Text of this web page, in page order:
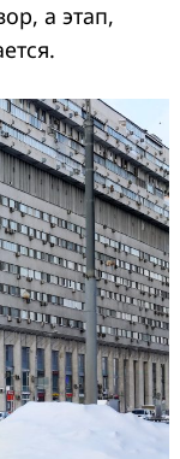
а этап,